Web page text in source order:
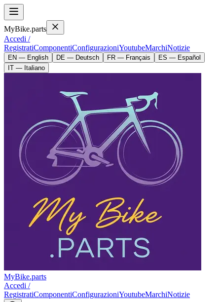
MyBike.parts
Accedi /
RegistratiComponentiConfigurazioniYoutubeMarchiNotizie
EN — English DE — Deutsch FR — Français
ES — Español
IT — Italiano
MyBike.parts
Accedi /
RegistratiComponentiConfigurazioniYoutubeMarchiNotizie